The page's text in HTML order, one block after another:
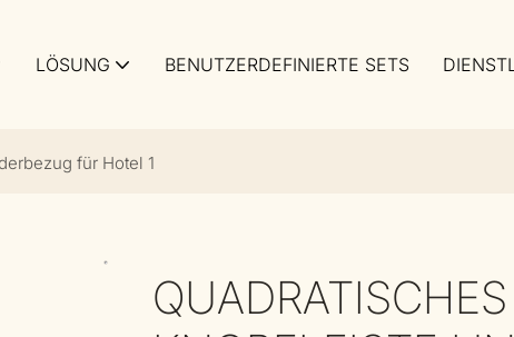
LÖSUNG BENUTZERDEFINIERTE SETS
für Hotel 1